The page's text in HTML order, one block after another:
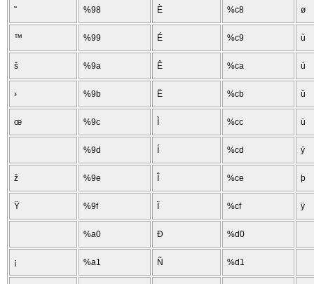
˜ %98 È %c8 ø
™ %99 É %c9 ù
š %9a Ê %ca ú
› %9b Ë %cb û
œ %9c %cc ü
%9d %cd ý
ž %9e %ce þ
Ÿ %9f %cf ÿ
%a0 Ð %d0
¡ %a1 Ñ %d1